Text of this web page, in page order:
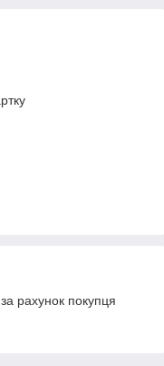
рахунок покупця